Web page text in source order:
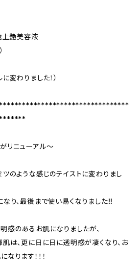
上艶美容液
変わりました！）
リニューアル～
ツのような感じのテイストに変わりまし
り、最後まで使い易くなりました‼️
感のあるお肌になりましたが、
肌は、更に日に日に透明感が凄くなり、お
ります！！！